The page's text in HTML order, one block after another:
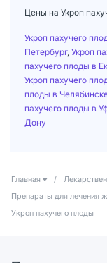
Цены на Укроп
Укроп пахучего
Петербург, Укроп
пахучего плоды в
Укроп пахучего
плоды в
пахучего плоды в
Дону
Главная /
Препараты для лечения
Укроп пахучего плоды